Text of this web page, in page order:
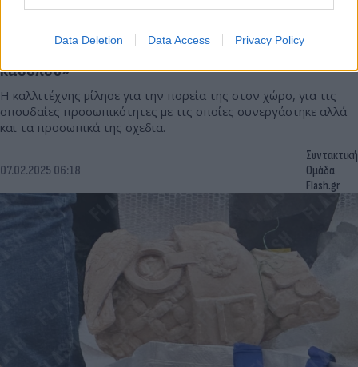
Data Deletion Data Access Privacy Policy
Σοφία Μανουσάκη: «Δεν υπάρχει καθόλου χρόνος
για προσωπική ζωή, αλλά δεν με ενοχλεί
καθόλου»
Η καλλιτέχνης μίλησε για την πορεία της στον χώρο, για τις
σπουδαίες προσωπικότητες με τις οποίες συνεργάστηκε αλλά
και τα προσωπικά της σχεδια.
07.02.2025 06:18
Συντακτική
Ομάδα
Flash.gr